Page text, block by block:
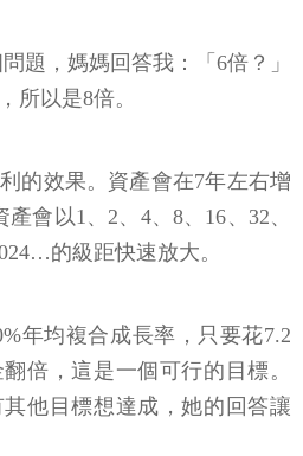
題，媽媽回答我：「6倍？」
所以是8倍。
的效果。資產會在7年左右增
會以1、2、4、8、16、32、
的級距快速放大。
年均複合成長率，只要花7.2
倍，這是一個可行的目標。
他目標想達成，她的回答讓